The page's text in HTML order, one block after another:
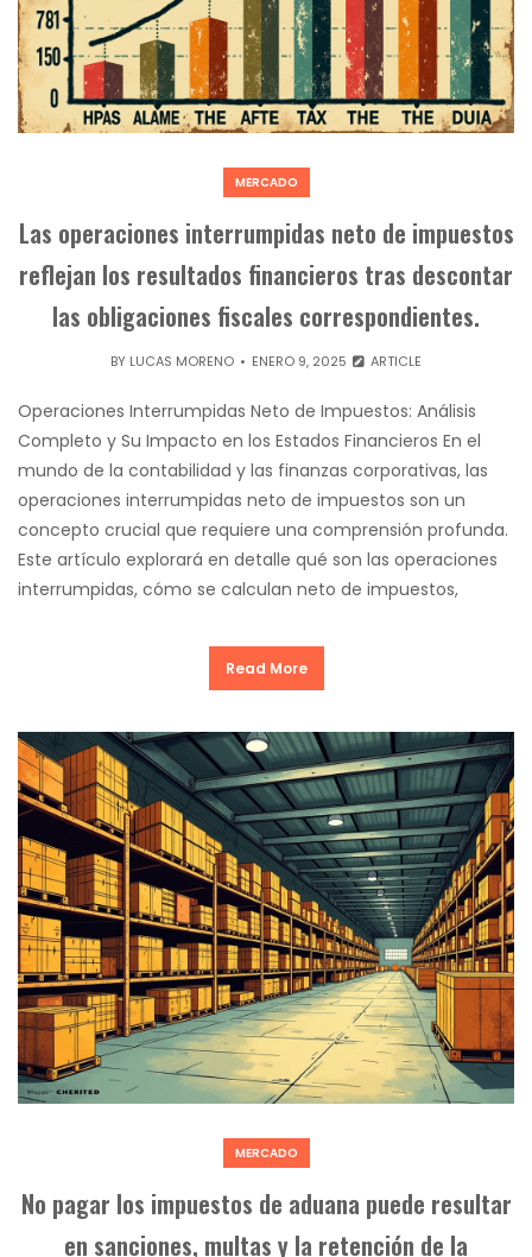
MERCADO
Las operaciones interrumpidas neto de impuestos
reflejan los resultados financieros tras descontar
las obligaciones fiscales correspondientes.
BY LUCAS MORENO ENERO 9, 2025 ARTICLE
Operaciones Interrumpidas Neto de Impuestos: Análisis
Completo y Su Impacto en los Estados Financieros En el
mundo de la contabilidad y las finanzas corporativas, las
operaciones interrumpidas neto de impuestos son un
concepto crucial que requiere una comprensión profunda.
Este artículo explorará en detalle qué son las operaciones
interrumpidas, cómo se calculan neto de impuestos,
Read More
MERCADO
No pagar los impuestos de aduana puede resultar
en sanciones, multas y la retención de la